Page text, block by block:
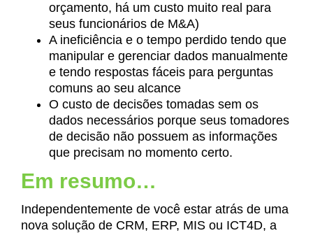
orçamento, há um custo muito real para
seus funcionários de M&A)
A ineficiência e o tempo perdido tendo que
manipular e gerenciar dados manualmente
e tendo respostas fáceis para perguntas
comuns ao seu alcance
O custo de decisões tomadas sem os
dados necessários porque seus tomadores
de decisão não possuem as informações
que precisam no momento certo.
Em resumo…
Independentemente de você estar atrás de uma
nova solução de CRM, ERP, MIS ou ICT4D, a